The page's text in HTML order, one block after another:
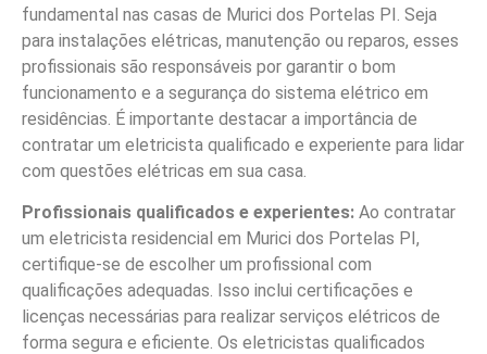
fundamental nas casas de Murici dos Portelas PI. Seja
para instalações elétricas, manutenção ou reparos, esses
profissionais são responsáveis por garantir o bom
funcionamento e a segurança do sistema elétrico em
residências. É importante destacar a importância de
contratar um eletricista qualificado e experiente para lidar
com questões elétricas em sua casa.
Profissionais qualificados e experientes: Ao contratar
um eletricista residencial em Murici dos Portelas PI,
certifique-se de escolher um profissional com
qualificações adequadas. Isso inclui certificações e
licenças necessárias para realizar serviços elétricos de
forma segura e eficiente. Os eletricistas qualificados